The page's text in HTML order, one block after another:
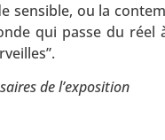
sensible, ou la
qui passe du
de l’exposition